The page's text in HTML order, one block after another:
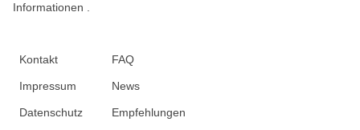
Informationen
Kontakt
Impressum
Datenschutz
FAQ
News
Empfehlungen